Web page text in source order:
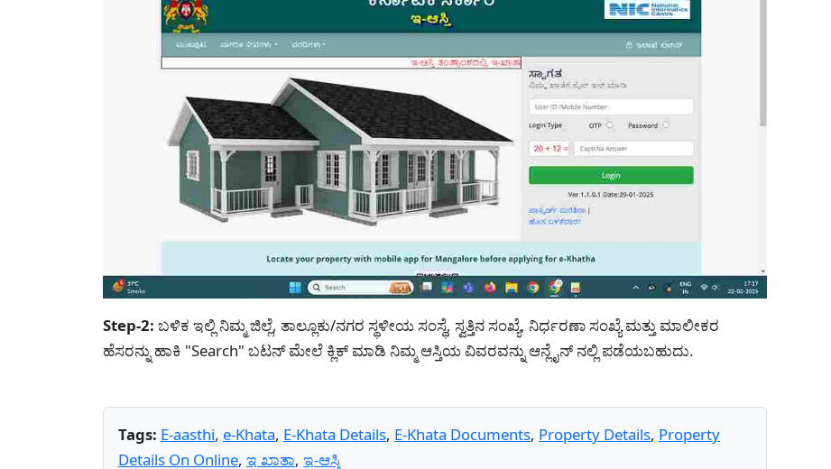
Step-2: ಬಳಿಕ ಇಲ್ಲಿ ನಿಮ್ಮ ಜಿಲ್ಲೆ, ತಾಲ್ಲೂಕು/ನಗರ ಸ್ಥಳೀಯ ಸಂಸ್ಥೆ, ಸ್ವತ್ತಿನ ಸಂಖ್ಯೆ, ನಿರ್ಧರಣಾ ಸಂಖ್ಯೆ ಮತ್ತು ಮಾಲೀಕರ
ಹೆಸರನ್ನು ಹಾಕಿ "Search" ಬಟನ್ ಮೇಲೆ ಕ್ಲಿಕ್ ಮಾಡಿ ನಿಮ್ಮ ಆಸ್ತಿಯ ವಿವರವನ್ನು ಆನ್ಲೈನ್ ನಲ್ಲಿ ಪಡೆಯಬಹುದು.
Tags: E-aasthi, e-Khata, E-Khata Details, E-Khata Documents, Property Details, Property
Details On Online, ಇ ಖಾತಾ, ಇ-ಆಸ್ತಿ